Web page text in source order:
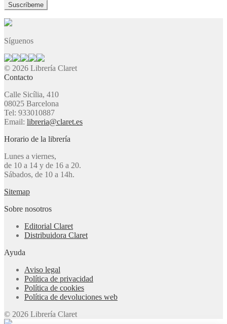
Síguenos
© 2026 Librería Claret
Contacto
Calle Sicília, 410
08025 Barcelona
Tel: 933010887
Email: libreria@claret.es
Horario de la librería
Lunes a viernes,
de 10 a 14 y de 16 a 20.
Sábados, de 10 a 14h.
Sitemap
Sobre nosotros
Editorial Claret
Distribuidora Claret
Ayuda
Aviso legal
Política de privacidad
Política de cookies
Política de devoluciones web
© 2026 Librería Claret